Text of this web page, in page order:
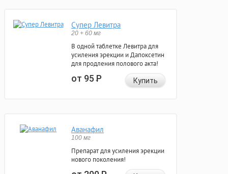
Супер Левитра
20 + 60 мг
В одной таблетке Левитра для
усиления эрекции и Дапоксетин
для продления полового акта!
от 95Р Купить
Аванафил
100 мг
Препарат для усиления эрекции
нового поколения!